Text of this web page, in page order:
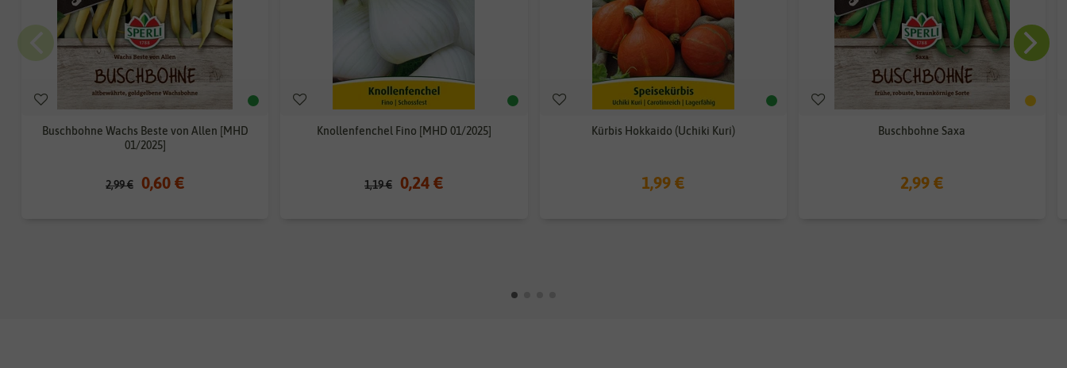
Buschbohne Wachs Beste von Allen [MHD
01/2025]
2,99 € 0,60 €
Knollenfenchel Fino [MHD 01/2025]
1,19 € 0,24 €
Kürbis Hokkaido (Uchiki Kuri)
1,99 €
Buschbohne Saxa
2,99 €